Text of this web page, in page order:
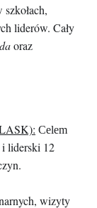
liderów. Cały
oraz
Celem
i liderski 12
wizyty